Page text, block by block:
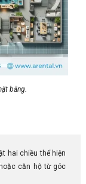
bằng.
hai chiều thể hiện
căn hộ từ góc